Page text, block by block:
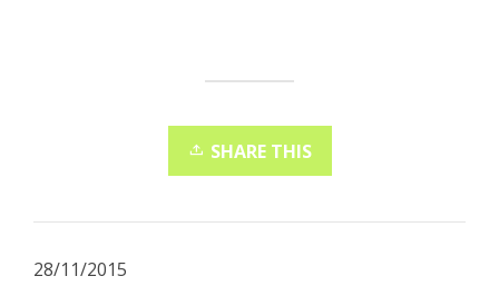
SHARE THIS
28/11/2015